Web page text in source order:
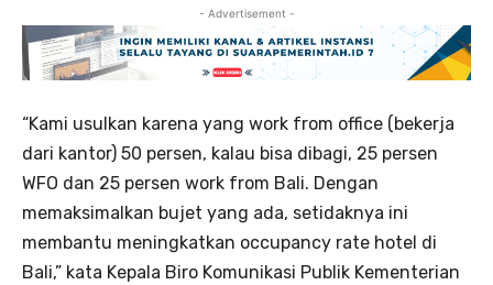
- Advertisement -
“Kami usulkan karena yang work from office (bekerja
dari kantor) 50 persen, kalau bisa dibagi, 25 persen
WFO dan 25 persen work from Bali. Dengan
memaksimalkan bujet yang ada, setidaknya ini
membantu meningkatkan occupancy rate hotel di
Bali,” kata Kepala Biro Komunikasi Publik Kementerian